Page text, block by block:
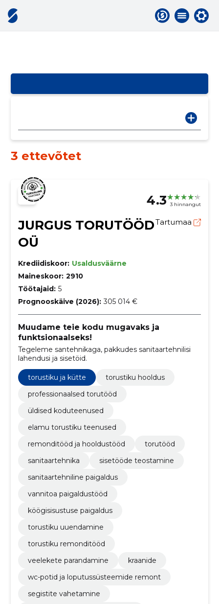
3 ettevõtet
4.3 3 hinnangut
JURGUS TORUTÖÖD
OÜ
Tartumaa
Krediidiskoor: Usaldusväärne
Maineskoor: 2910
Töötajaid: 5
Prognooskäive (2026): 305 014 €
Muudame teie kodu mugavaks ja
funktsionaalseks!
Tegeleme santehnikaga, pakkudes sanitaartehnilisi
lahendusi ja sisetöid.
torustiku ja kütte
torustiku hooldus
professionaalsed torutööd
üldised koduteenused
elamu torustiku teenused
remonditööd ja hooldustööd
torutööd
sanitaartehnika
sisetööde teostamine
sanitaartehniline paigaldus
vannitoa paigaldustööd
köögisisustuse paigaldus
torustiku uuendamine
torustiku remonditööd
veelekete parandamine
kraanide
wc-potid ja loputussüsteemide remont
segistite vahetamine